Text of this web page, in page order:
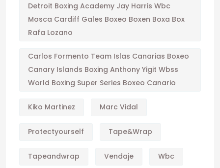
Detroit Boxing Academy Jay Harris Wbc
Mosca Cardiff Gales Boxeo Boxen Boxa Box
Rafa Lozano
Carlos Formento Team Islas Canarias Boxeo
Canary Islands Boxing Anthony Yigit Wbss
World Boxing Super Series Boxeo Canario
Kiko Martinez Marc Vidal
Protectyourself Tape&wrap
Tapeandwrap Vendaje Wbc